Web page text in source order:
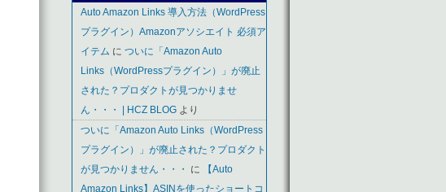
Auto Amazon Links 導入方法（WordPress
プラグイン）Amazonアソシエイト 必須ア
イテム に ついに「Amazon Auto
Links（WordPressプラグイン）」が廃止
された？プロダクトが見つかりませ
ん・・・ | HCZ BLOG より
ついに「Amazon Auto Links（WordPress
プラグイン）」が廃止された？プロダクト
が見つかりません・・・
に
【Auto
Amazon Links】ASINを使ったショートコ